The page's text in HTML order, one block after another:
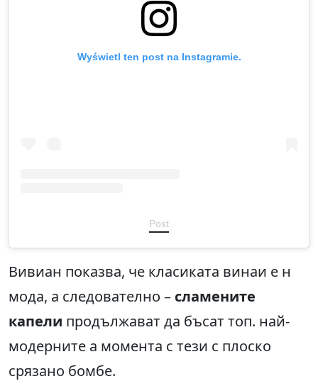
Wyświetl ten post na Instagramie.
Post
Вивиан показва, че класиката винаи е н
мода, а следователно – сламените
капели продължават да бъсат топ. най-
модерните а момента с тези с плоско
срязано бомбе.